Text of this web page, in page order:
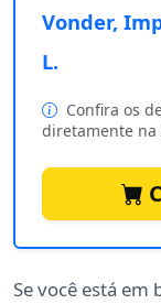
Vonder,
L.
Confira os
diretamente na
Se você está em